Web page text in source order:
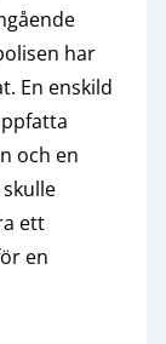
har
En enskild
och en
ett
en